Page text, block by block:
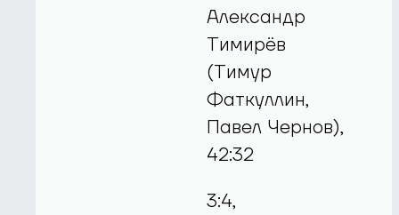
Александр
Тимирёв
(Тимур
Фаткуллин,
Павел Чернов),
42:32
3:4,